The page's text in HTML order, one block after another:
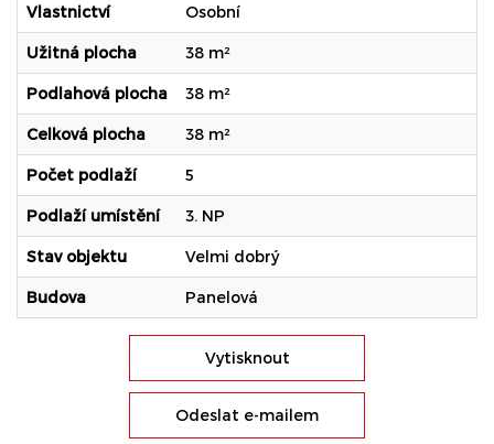
Vlastnictví Osobní
Užitná plocha 38 m²
Podlahová plocha 38 m²
Celková plocha 38 m²
Počet podlaží 5
Podlaží umístění 3. NP
Stav objektu Velmi dobrý
Budova Panelová
Vytisknout
Odeslat e-mailem